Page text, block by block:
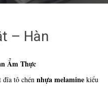
– Hàn
Ẩm Thực
tô chén nhựa melaminekiểu